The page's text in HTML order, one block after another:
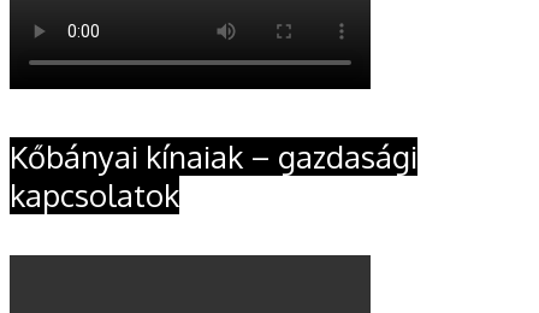
Kőbányai kínaiak – gazdasági
kapcsolatok